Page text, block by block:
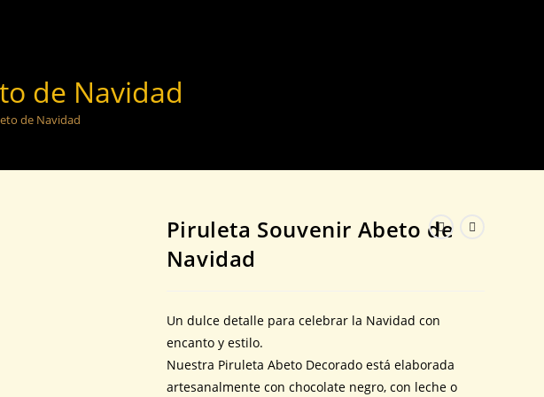
de Navidad
de Navidad
Piruleta Souvenir Abeto de
Navidad
Un dulce detalle para celebrar la Navidad con
encanto y estilo.
Nuestra Piruleta Abeto Decorado está elaborada
artesanalmente con chocolate negro, con leche o